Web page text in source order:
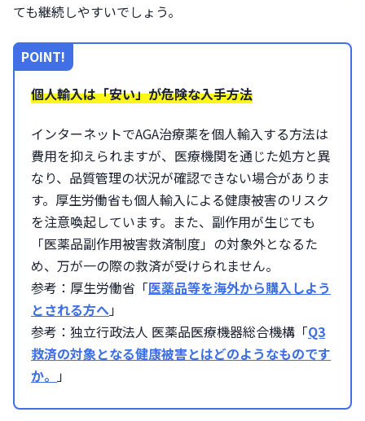
ても継続しやすいでしょう。
POINT!
個人輸入は「安い」が危険な入手方法
インターネットでAGA治療薬を個人輸入する方法は
費用を抑えられますが、医療機関を通じた処方と異
なり、品質管理の状況が確認できない場合がありま
す。厚生労働省も個人輸入による健康被害のリスク
を注意喚起しています。また、副作用が生じても
「医薬品副作用被害救済制度」の対象外となるた
め、万が一の際の救済が受けられません。
参考：厚生労働省「医薬品等を海外から購入しよう
とされる方へ」
参考：独立行政法人 医薬品医療機器総合機構「Q3
救済の対象となる健康被害とはどのようなものです
か。 」